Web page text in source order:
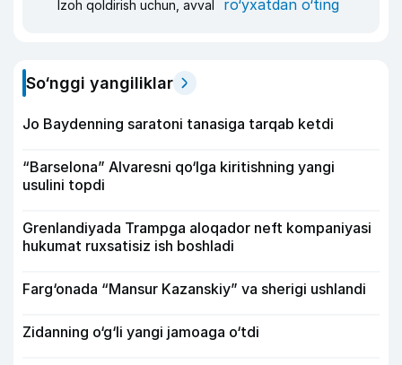
Izoh qoldirish uchun, avval ro‘yxatdan o‘ting
So‘nggi yangiliklar
Jo Baydenning saratoni tanasiga tarqab ketdi
“Barselona” Alvaresni qo‘lga kiritishning yangi
usulini topdi
Grenlandiyada Trampga aloqador neft kompaniyasi
hukumat ruxsatisiz ish boshladi
Farg‘onada “Mansur Kazanskiy” va sherigi ushlandi
Zidanning o‘g‘li yangi jamoaga o‘tdi